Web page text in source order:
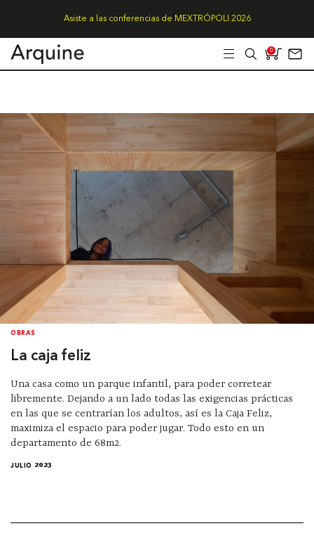
Asiste a las conferencias de MEXTRÓPOLI 2026
0
OBRAS
La caja feliz
Una casa como un parque infantil, para poder corretear
libremente. Dejando a un lado todas las exigencias prácticas
en las que se centrarían los adultos, así es la Caja Feliz,
maximiza el espacio para poder jugar. Todo esto en un
departamento de 68m2.
JULIO 2023